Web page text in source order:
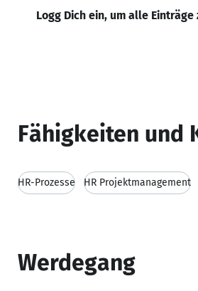
Logg Dich ein, um alle Einträge
Fähigkeiten und
HR-Prozesse HR Projektmanagement
Werdegang